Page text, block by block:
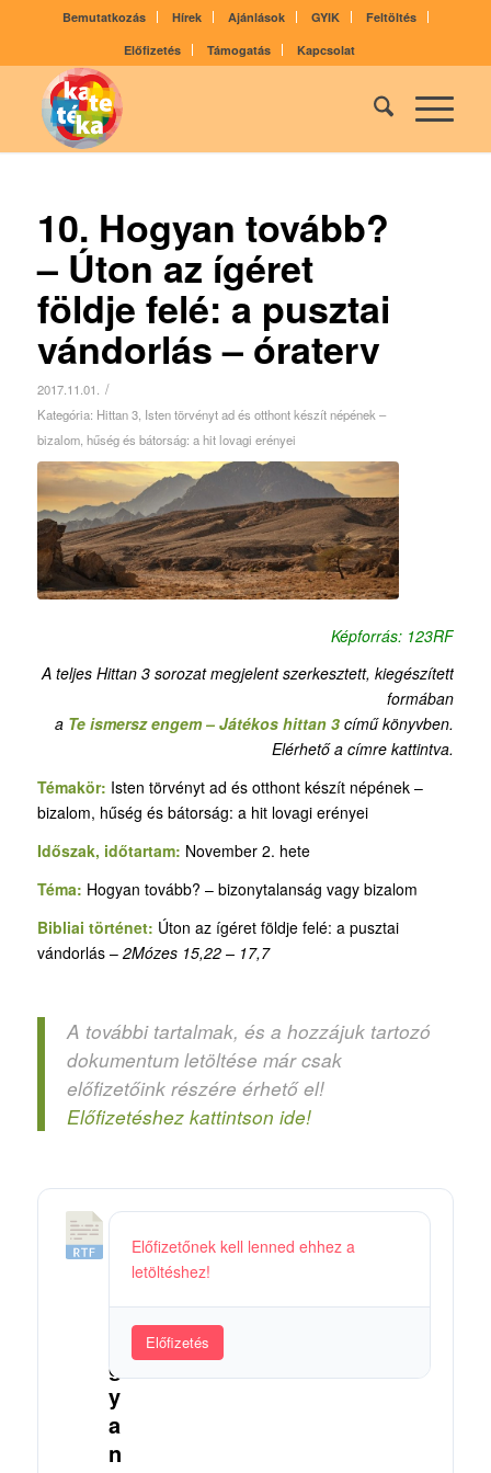
Bemutatkozás Hírek Ajánlások GYIK
Feltöltés
Előfizetés
Támogatás Kapcsolat
10. Hogyan tovább?
– Úton az ígéret
földje felé: a pusztai
vándorlás – óraterv
2017.11.01. /
Kategória: Hittan 3, Isten törvényt ad és otthont készít népének –
bizalom, hűség és bátorság: a hit lovagi erényei
Képforrás: 123RF
A teljes Hittan 3 sorozat megjelent szerkesztett, kiegészített
formában
a Te ismersz engem – Játékos hittan 3 című könyvben.
Elérhető a címre kattintva.
Témakör: Isten törvényt ad és otthont készít népének –
bizalom, hűség és bátorság: a hit lovagi erényei
Időszak, időtartam: November 2. hete
Téma: Hogyan tovább? – bizonytalanság vagy bizalom
Bibliai történet: Úton az ígéret földje felé: a pusztai
vándorlás – 2Mózes 15,22 – 17,7
A további tartalmak, és a hozzájuk tartozó
dokumentum letöltése már csak
előfizetőink részére érhető el!
Előfizetéshez kattintson ide!
1
H
g
y
a
n
Előfizetőnek kell lenned ehhez a
letöltéshez!
Előfizetés